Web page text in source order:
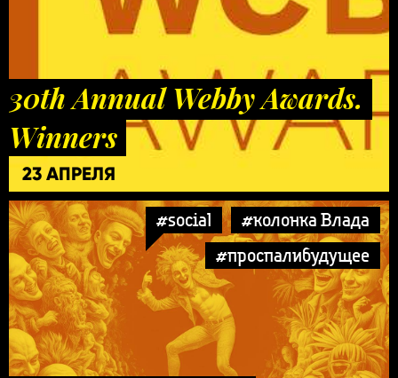
30th Annual Webby Awards.
Winners
23 АПРЕЛЯ
#social
#колонка Влада
#проспалибудущее